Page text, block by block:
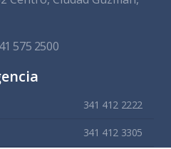
575 2500
341 412 2222
341 412 3305